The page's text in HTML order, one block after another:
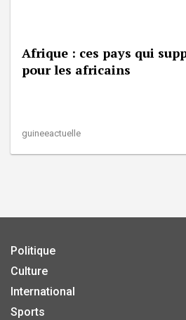
Afrique : ces pays qui
pour les africains
guineeactuelle
Politique
Culture
International
Sports